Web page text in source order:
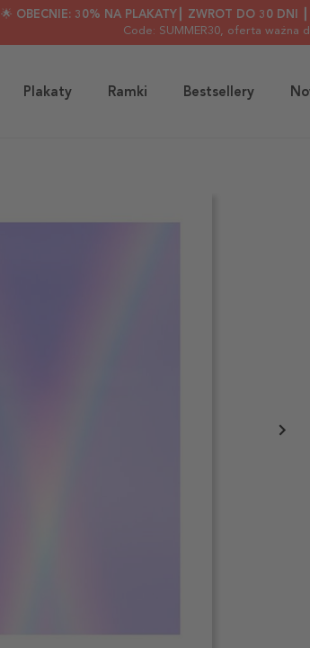
🌟 OBECNIE: 30% NA PLAKATY┃ ZWROT DO 30 DNI
Code: SUMMER30, oferta ważna
Plakaty Ramki Bestsellery